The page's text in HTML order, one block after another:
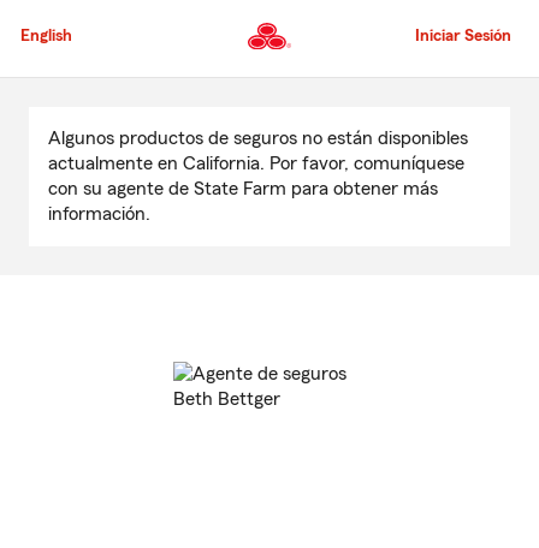
al
principal
English Iniciar Sesión
contenido
principal
Algunos productos de seguros no están disponibles
actualmente en California. Por favor, comuníquese
con su agente de State Farm para obtener más
información.